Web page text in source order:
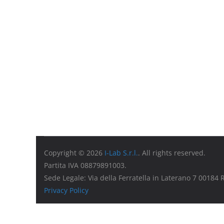
Copyright © 2026 I-Lab S.r.l.. All rights reserved.
Partita IVA 08879891003.
Sede Legale: Via della Ferratella in Laterano 7 00184
Privacy Policy